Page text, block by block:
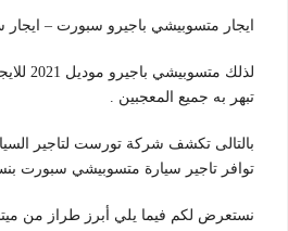
ايجار متسوبيشي باجيرو سبورت – ايجار
لذلك
تبهر به جميع المعجبين .
توافر تاجير سيارة متسوبيشي سبورت
نستعرض لكم فيما يلي أبرز طراز من